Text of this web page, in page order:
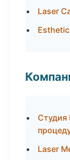
Laser
Студия
Laser